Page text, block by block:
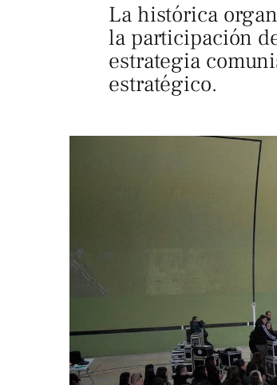
La histórica
la participación
estrategia
estratégico.